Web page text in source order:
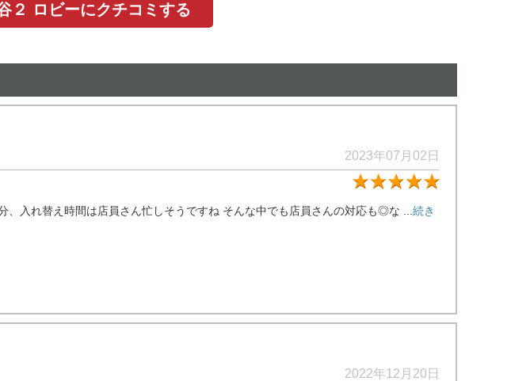
２ ロビーにクチコミする
2023年07月02日
入れ替え時間は店員さん忙しそうですね そんな中でも店員さんの対応も◎な ... 続き
2022年12月20日